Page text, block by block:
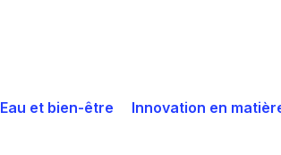
Eau et bien-être Innovation en